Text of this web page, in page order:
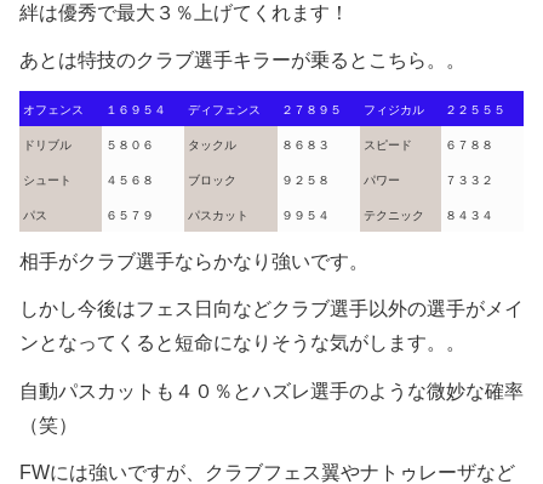
絆は優秀で最大３％上げてくれます！
あとは特技のクラブ選手キラーが乗るとこちら。。
オフェンス １６９５４ ディフェンス ２７８９５ フィジカル ２２５５５
ドリブル ５８０６ タックル ８６８３ スピード ６７８８
シュート ４５６８ ブロック ９２５８ パワー ７３３２
パス ６５７９ パスカット ９９５４ テクニック ８４３４
相手がクラブ選手ならかなり強いです。
しかし今後はフェス日向などクラブ選手以外の選手がメイ
ンとなってくると短命になりそうな気がします。。
自動パスカットも４０％とハズレ選手のような微妙な確率
（笑）
FWには強いですが、クラブフェス翼やナトゥレーザなど